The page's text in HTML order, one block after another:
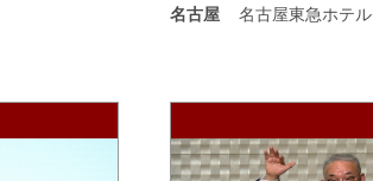
名古屋 名古屋東急ホテル